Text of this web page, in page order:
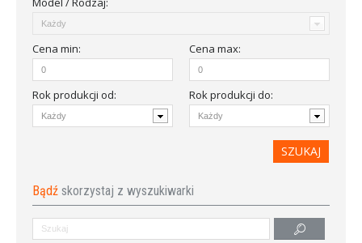
Cena min: Cena max:
Rok produkcji od: Rok produkcji do:
Bądź skorzystaj z wyszukiwarki